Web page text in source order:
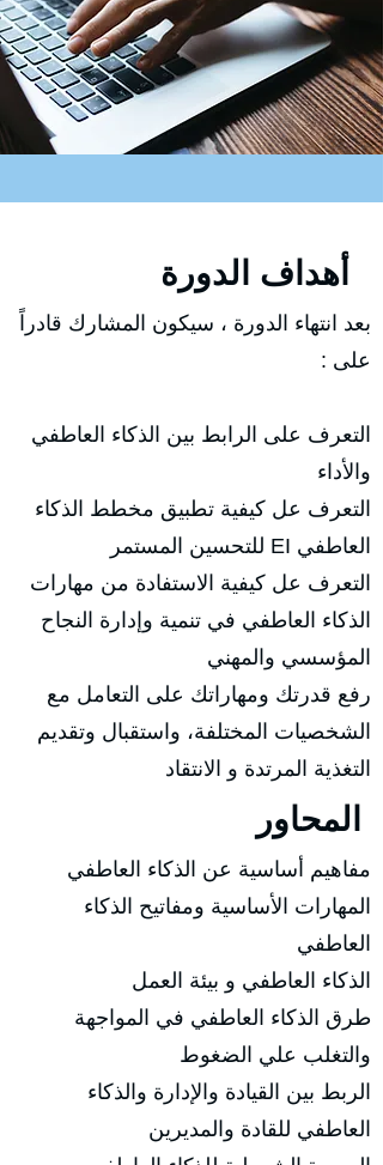
بعد انتهاء الدورة ، سيكون المشارك قادراً
على :
التعرف على الرابط بين الذكاء العاطفي
والأداء
التعرف عل كيفية تطبيق مخطط الذكاء
العاطفي EI للتحسين المستمر
التعرف عل كيفية الاستفادة من مهارات
الذكاء العاطفي في تنمية وإدارة النجاح
المؤسسي والمهني
رفع قدرتك ومهاراتك على التعامل مع
الشخصيات المختلفة، واستقبال وتقديم
التغذية المرتدة و الانتقاد
مفاهيم أساسية عن الذكاء العاطفي
المهارات الأساسية ومفاتيح الذكاء
العاطفي
الذكاء العاطفي و بيئة العمل
طرق الذكاء العاطفي في المواجهة
والتغلب علي الضغوط
الربط بين القيادة والإدارة والذكاء
العاطفي للقادة والمديرين